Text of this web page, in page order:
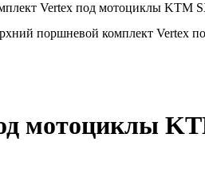
Vertex под мотоциклы KTM
поршневой комплект Vertex
мотоциклы